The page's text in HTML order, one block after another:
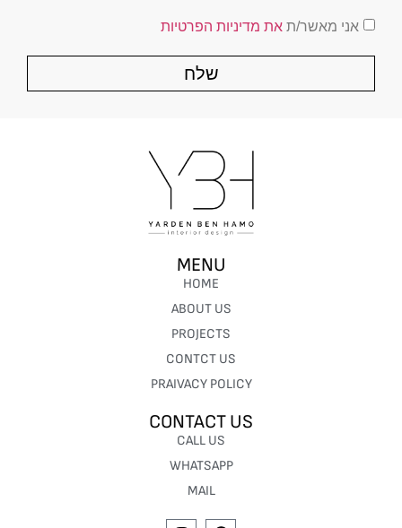
אני מאשר/ת את מדיניות הפרטיות
שלח
CONTACT US
CALL US
WHATSAPP
MAIL
MENU
HOME
ABOUT US
PROJECTS
CONTCT US
PRAIVACY POLICY